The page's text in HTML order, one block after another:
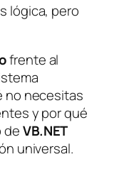
lógica, pero
frente al
no necesitas
y por qué
deVB.NET
universal.